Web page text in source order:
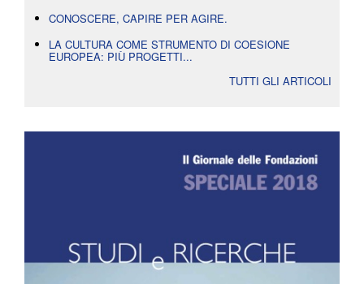
CONOSCERE, CAPIRE PER AGIRE.
LA CULTURA COME STRUMENTO DI COESIONE
EUROPEA: PIÙ PROGETTI...
TUTTI GLI ARTICOLI